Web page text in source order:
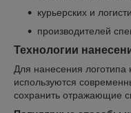
курьерских и
производителей
Технологии
Для нанесения
используются
сохранить отражающие